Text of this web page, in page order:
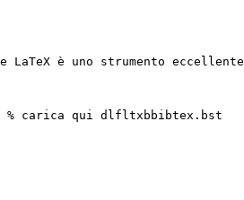
LaTeX è uno strumento
% carica qui dlfltxbbibtex.bst